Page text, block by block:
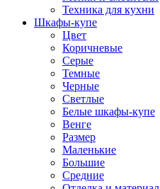
Техника для кухни
Шкафы-купе
Цвет
Коричневые
Серые
Темные
Черные
Светлые
Белые шкафы-купе
Венге
Размер
Маленькие
Большие
Средние